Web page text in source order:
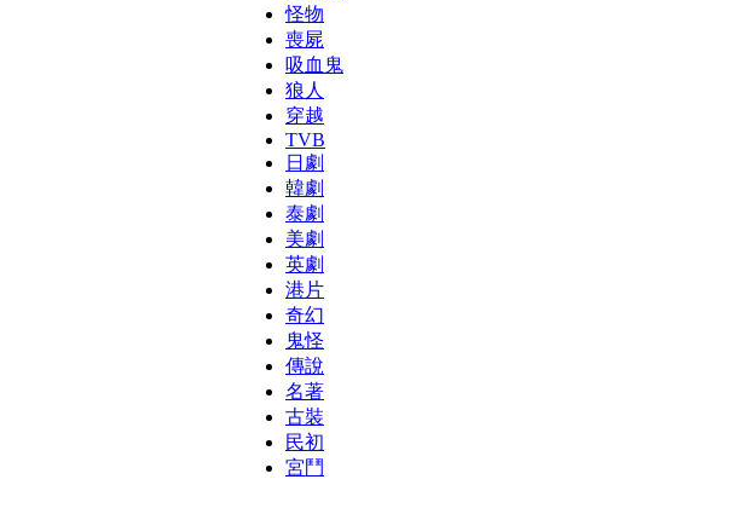
怪物
喪屍
吸血鬼
狼人
穿越
TVB
日劇
韓劇
泰劇
美劇
英劇
港片
奇幻
鬼怪
傳說
名著
古裝
民初
宮鬥